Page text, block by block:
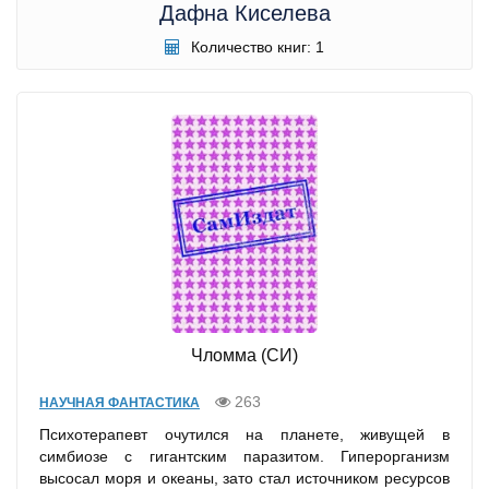
Дафна Киселева
Количество книг: 1
Чломма (СИ)
НАУЧНАЯ ФАНТАСТИКА
263
Психотерапевт очутился на планете, живущей в
симбиозе с гигантским паразитом. Гиперорганизм
высосал моря и океаны, зато стал источником ресурсов